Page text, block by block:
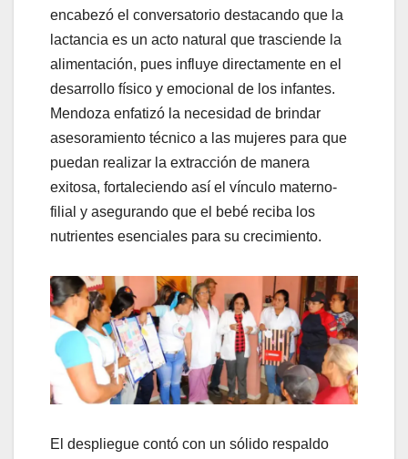
encabezó el conversatorio destacando que la
lactancia es un acto natural que trasciende la
alimentación, pues influye directamente en el
desarrollo físico y emocional de los infantes.
Mendoza enfatizó la necesidad de brindar
asesoramiento técnico a las mujeres para que
puedan realizar la extracción de manera
exitosa, fortaleciendo así el vínculo materno-
filial y asegurando que el bebé reciba los
nutrientes esenciales para su crecimiento.
El despliegue contó con un sólido respaldo